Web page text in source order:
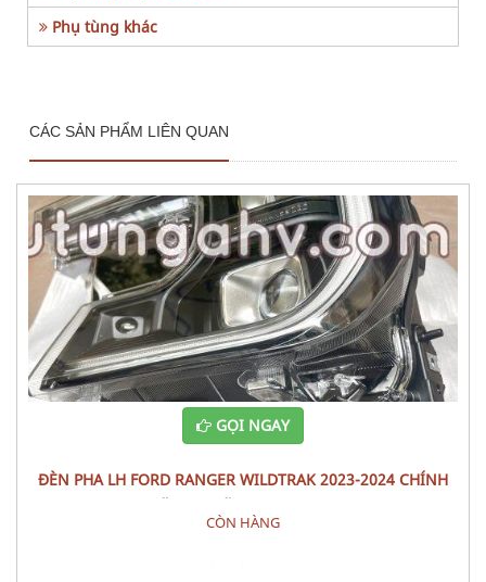
Phụ tùng khác
CÁC SẢN PHẨM LIÊN QUAN
GỌI NGAY
ĐÈN PHA LH FORD RANGER WILDTRAK 2023-2024 CHÍNH
CÒN HÀNG